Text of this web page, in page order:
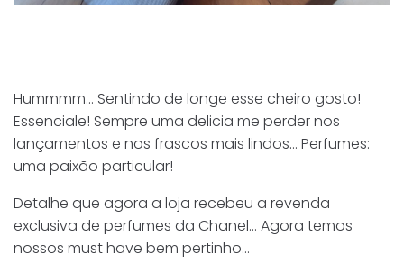
Hummmm… Sentindo de longe esse cheiro gosto!
Essenciale! Sempre uma delicia me perder nos
lançamentos e nos frascos mais lindos… Perfumes:
uma paixão particular!
Detalhe que agora a loja recebeu a revenda
exclusiva de perfumes da Chanel… Agora temos
nossos must have bem pertinho…